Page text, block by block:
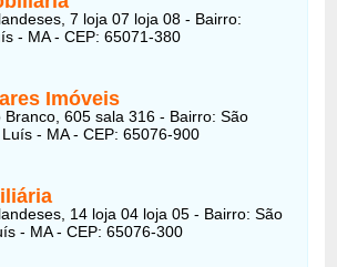
7 loja 07 loja 08 - Bairro:
- MA - CEP: 65071-380
Imóveis
Branco, 605 sala 316 - Bairro: São
- MA - CEP: 65076-900
14 loja 04 loja 05 - Bairro: São
- MA - CEP: 65076-300